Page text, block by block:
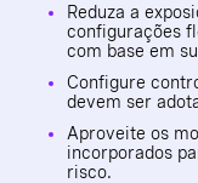
Reduza a
configurações
com base em
Configure
devem ser
Aproveite os
incorporados
risco.